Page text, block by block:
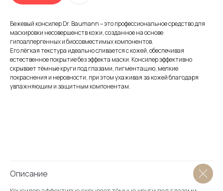
Бежевый консилер Dr. Baumann – это профессиональное средство для
маскировки несовершенств кожи, созданное на основе
гипоаллергенных и биосовместимых компонентов.
Его лёгкая текстура идеально сливается с кожей, обеспечивая
естественное покрытие без эффекта маски. Консилер эффективно
скрывает тёмные круги под глазами, пигментацию, мелкие
покраснения и неровности, при этом ухаживая за кожей благодаря
увлажняющим и защитным компонентам.
Описание
консультацией от врача-
косметолога Dr.Baumann
Декларации соотвествия продукции Dr.Baumann
Каталог